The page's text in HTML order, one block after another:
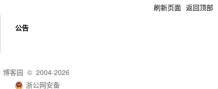
刷新页面 返回顶部
公告
博客园 © 2004-2026
浙公网安备